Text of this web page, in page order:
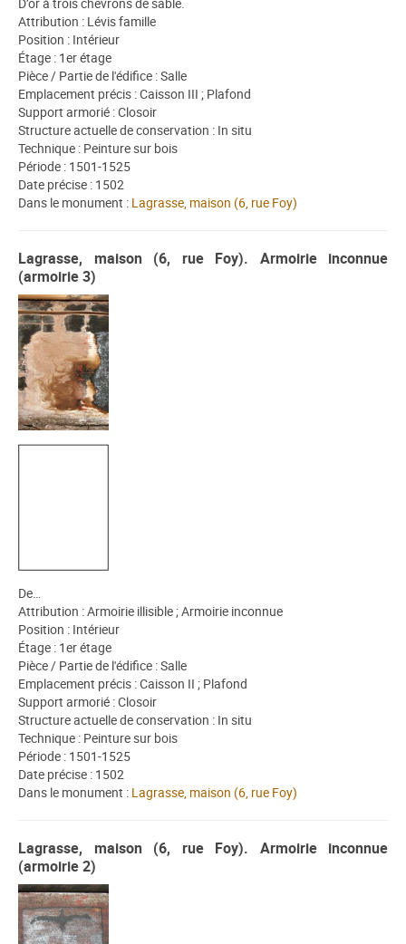
D’or à trois chevrons de sable.
Attribution : Lévis famille
Position : Intérieur
Étage : 1er étage
Pièce / Partie de l'édifice : Salle
Emplacement précis : Caisson III ; Plafond
Support armorié : Closoir
Structure actuelle de conservation : In situ
Technique : Peinture sur bois
Période : 1501-1525
Date précise : 1502
Dans le monument : Lagrasse, maison (6, rue Foy)
Lagrasse, maison (6, rue Foy). Armoirie inconnue
(armoirie 3)
De…
Attribution : Armoirie illisible ; Armoirie inconnue
Position : Intérieur
Étage : 1er étage
Pièce / Partie de l'édifice : Salle
Emplacement précis : Caisson II ; Plafond
Support armorié : Closoir
Structure actuelle de conservation : In situ
Technique : Peinture sur bois
Période : 1501-1525
Date précise : 1502
Dans le monument : Lagrasse, maison (6, rue Foy)
Lagrasse, maison (6, rue Foy). Armoirie inconnue
(armoirie 2)